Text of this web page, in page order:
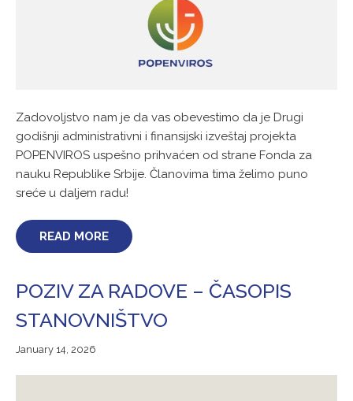
Zadovoljstvo nam je da vas obevestimo da je Drugi
godišnji administrativni i finansijski izveštaj projekta
POPENVIROS uspešno prihvaćen od strane Fonda za
nauku Republike Srbije. Članovima tima želimo puno
sreće u daljem radu!
READ MORE
POZIV ZA RADOVE – ČASOPIS
STANOVNIŠTVO
January 14, 2026